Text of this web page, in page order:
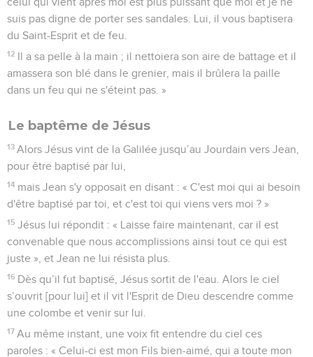
suis pas digne de porter ses sandales. Lui, il vous baptisera
du Saint-Esprit et de feu.
12 Il a sa pelle à la main ; il nettoiera son aire de battage et il
amassera son blé dans le grenier, mais il brûlera la paille
dans un feu qui ne s'éteint pas. »
Le baptême de Jésus
13 Alors Jésus vint de la Galilée jusqu’au Jourdain vers Jean,
pour être baptisé par lui,
14 mais Jean s'y opposait en disant : « C'est moi qui ai besoin
d'être baptisé par toi, et c'est toi qui viens vers moi ? »
15 Jésus lui répondit : « Laisse faire maintenant, car il est
convenable que nous accomplissions ainsi tout ce qui est
juste », et Jean ne lui résista plus.
16 Dès qu’il fut baptisé, Jésus sortit de l'eau. Alors le ciel
s’ouvrit [pour lui] et il vit l'Esprit de Dieu descendre comme
une colombe et venir sur lui.
17 Au même instant, une voix fit entendre du ciel ces
paroles : « Celui-ci est mon Fils bien-aimé, qui a toute mon